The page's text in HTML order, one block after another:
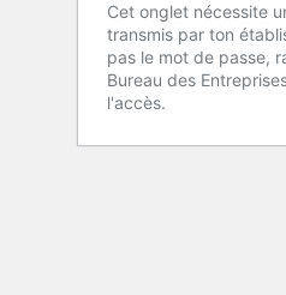
Cet onglet nécessite
transmis par ton
pas le mot de passe,
Bureau des
l'accès.